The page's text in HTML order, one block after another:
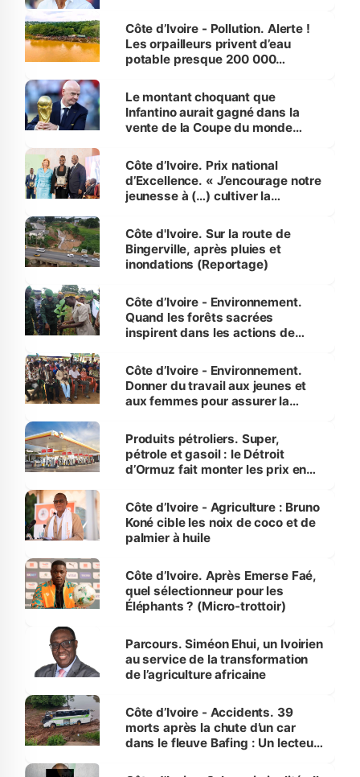
Côte d’Ivoire - Pollution. Alerte !
Les orpailleurs privent d’eau
potable presque 200 000
Le montant choquant que
Infantino aurait gagné dans la
vente de la Coupe du monde
Côte d’Ivoire. Prix national
d’Excellence. « J’encourage notre
jeunesse à (…) cultiver la
(Alassane Ouattara
Côte d'Ivoire. Sur la route de
Bingerville, après pluies et
inondations (Reportage)
Côte d’Ivoire - Environnement.
Quand les forêts sacrées
inspirent dans les actions de
Côte d’Ivoire - Environnement.
Donner du travail aux jeunes et
aux femmes pour assurer la
menacées
Produits pétroliers. Super,
pétrole et gasoil : le Détroit
d’Ormuz fait monter les prix en
Côte d’Ivoire - Agriculture : Bruno
Koné cible les noix de coco et de
palmier à huile
Côte d’Ivoire. Après Emerse Faé,
quel sélectionneur pour les
Éléphants ? (Micro-trottoir)
Parcours. Siméon Ehui, un Ivoirien
au service de la transformation
de l’agriculture africaine
Côte d’Ivoire - Accidents. 39
morts après la chute d’un car
dans le fleuve Bafing : Un lecteur
des Transports